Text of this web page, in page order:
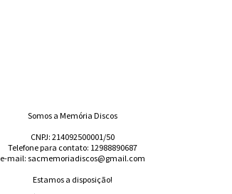
Somos a Memória Discos
CNPJ: 214092500001/50
Telefone para contato: 12988890687
e-mail: sacmemoriadiscos@gmail.com
Estamos a disposição!